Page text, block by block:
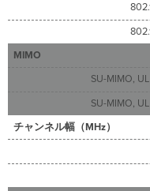
MIMO
SU-MIMO,
SU-MIMO,
チャンネル幅（MHz）